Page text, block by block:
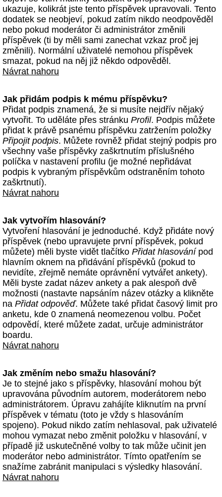
ukazuje, kolikrát jste tento příspěvek upravovali. Tento
dodatek se neobjeví, pokud zatím nikdo neodpověděl
nebo pokud moderátor či administrátor změnili
příspěvek (ti by měli sami zanechat vzkaz proč jej
změnili). Normální uživatelé nemohou příspěvek
smazat, pokud na něj již někdo odpověděl.
Návrat nahoru
Jak přidám podpis k mému příspěvku?
Přidat podpis znamená, že si musíte nejdřív nějaký
vytvořit. To uděláte přes stránku Profil. Podpis můžete
přidat k právě psanému příspěvku zatržením položky
Připojit podpis. Můžete rovněž přidat stejný podpis pro
všechny vaše příspěvky zaškrtnutím příslušného
políčka v nastavení profilu (je možné nepřidávat
podpis k vybraným příspěvkům odstraněním tohoto
zaškrtnutí).
Návrat nahoru
Jak vytvořím hlasování?
Vytvoření hlasování je jednoduché. Když přidáte nový
příspěvek (nebo upravujete první příspěvek, pokud
můžete) měli byste vidět tlačítko Přidat hlasovánípod
hlavním oknem na přidávání příspěvků (pokud to
nevidíte, zřejmě nemáte oprávnění vytvářet ankety).
Měli byste zadat název ankety a pak alespoň dvě
možnosti (nastavte napsáním název otázky a klikněte
na Přidat odpověď. Můžete také přidat časový limit pro
anketu, kde 0 znamená neomezenou volbu. Počet
odpovědí, které můžete zadat, určuje administrátor
boardu.
Návrat nahoru
Jak změním nebo smažu hlasování?
Je to stejné jako s příspěvky, hlasování mohou být
upravována původním autorem, moderátorem nebo
administrátorem. Úpravu zahájíte kliknutím na první
příspěvek v tématu (toto je vždy s hlasováním
spojeno). Pokud nikdo zatím nehlasoval, pak uživatelé
mohou vymazat nebo změnit položku v hlasování, v
případě již uskutečněné volby to tak může učinit jen
moderátor nebo administrátor. Tímto opatřením se
snažíme zabránit manipulaci s výsledky hlasování.
Návrat nahoru